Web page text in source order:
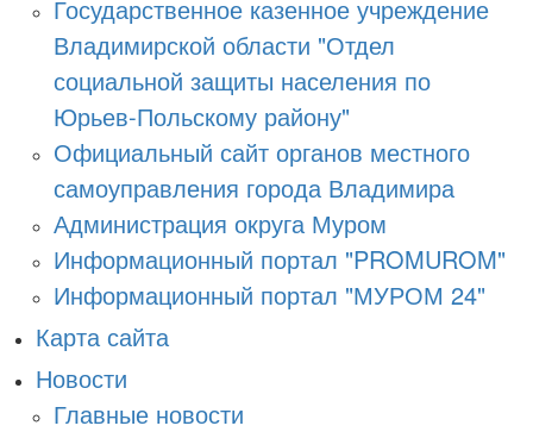
Государственное казенное учреждение
Владимирской области "Отдел
социальной защиты населения по
Юрьев-Польскому району"
Официальный сайт органов местного
самоуправления города Владимира
Администрация округа Муром
Информационный портал "PROMUROM"
Информационный портал "МУРОМ 24"
Карта сайта
Новости
Главные новости